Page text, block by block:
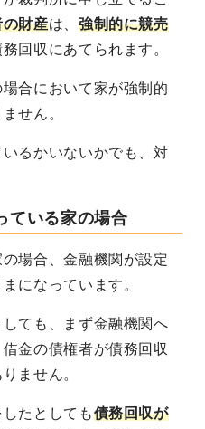
の財産は、 強制的に競売
回収にあてられます。
合において家が強制的
せん。
るかいないかでも、対
ている家の場合
場合、金融機関が設定
になっています。
ても、まず金融機関へ
金の債権者が債務回収
ません。
たとしても債務回収が